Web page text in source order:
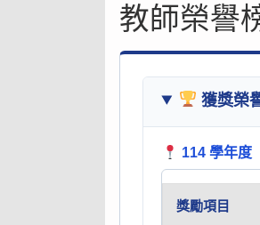
教師榮譽
獲獎榮
114 學年度
獎勵項目